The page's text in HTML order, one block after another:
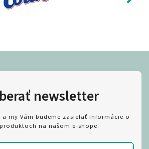
newsletter
my Vám budeme zasielať informácie o
na našom e-shope.